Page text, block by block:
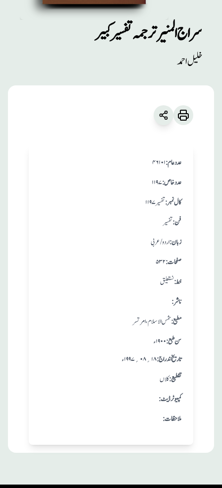
کبیر
سراج المنیر ترجمہ تفسیر کبیر
خلیل احمد
۴۶۱۰۱ :عدد عام
۱۱۹۷:عدد خاص
تفسیر ۱۱۹۷ :کال نمبر
تفسیر :فن
اردو/عربی:زبان
۵۳۲:صفحات
نستعلیق :خط
:ناشر
شمس الاسلام، امرتسر :مطبع
۱۹۰۰ ء : سن طبع
۱۸؍۰۸؍۱۹۹۷ ء: تاريخ اندراج
کلاں :تقطيع
:کمپیوٹر ڈیٹ
:ملاحظات